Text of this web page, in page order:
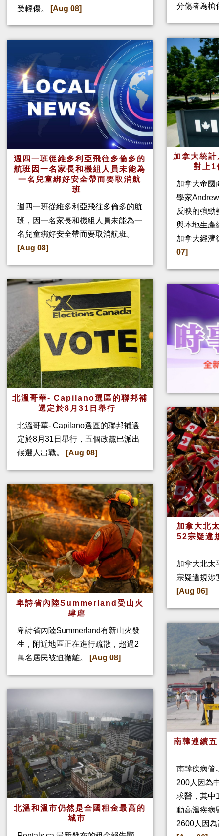
受輕傷。
[Aug 08]
週四一班從維多利亞飛往多倫多的
航班因一名家長和機組人員未能為
一名兒童綁好安全帶而要取消航
班
週四一班從維多利亞飛往多倫多的航
班，因一名家長和機組人員未能為一
名兒童綁好安全帶而要取消航班。
[Aug 08]
北溫哥華- Capilano選區的聯邦補
選定於8月31日舉行
北溫哥華- Capilano選區的聯邦補選
定於8月31日舉行，五個政黨巳派出
候選人出戰。
[Aug 08]
卑詩省內陸Summerland受山火
肆虐
卑詩省內陸Summerland有新山火發
生，附近地區正在進行疏散，超過2
萬名居民被迫撤離。
[Aug 08]
北溫和溫市仍然是全國租金最高的
城市
分傷者為槍
加拿大統
對上
加拿大帝國
學家
反映的強勁
與本地生產
加拿大經濟
07]
加拿大北
52宗疑違
加拿大北太
宗疑違規涉
[Aug 06]
南韓連續
南韓疾病管
200人因為
求醫，其中
動高溫疾病
2600人因